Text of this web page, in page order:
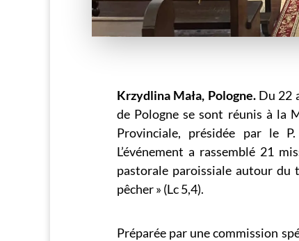
Krzydlina Mała, Pologne.Du 22
de Pologne se sont réunis à la
Provinciale, présidée par le
L’événement a rassemblé 21
pastorale paroissiale autour du
pêcher » (Lc 5,4).
Préparée par une commission